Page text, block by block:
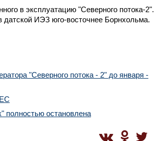
в эксплуатацию "Северного потока-2".
датской ИЭЗ юго-восточнее Борнхольма.
"Северного потока - 2" до января -
полностью остановлена